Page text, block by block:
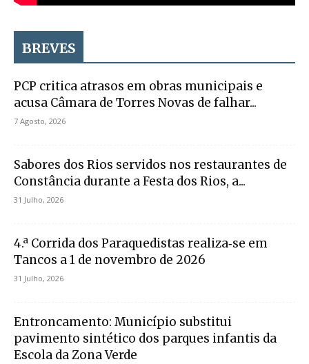
BREVES
PCP critica atrasos em obras municipais e
acusa Câmara de Torres Novas de falhar...
7 Agosto, 2026
Sabores dos Rios servidos nos restaurantes de
Constância durante a Festa dos Rios, a...
31 Julho, 2026
4.ª Corrida dos Paraquedistas realiza‑se em
Tancos a 1 de novembro de 2026
31 Julho, 2026
Entroncamento: Município substitui
pavimento sintético dos parques infantis da
Escola da Zona Verde